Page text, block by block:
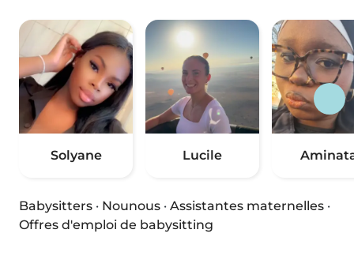
Solyane Lucile
Babysitters · Nounous · Assistantes maternelles ·
Offres d'emploi de babysitting